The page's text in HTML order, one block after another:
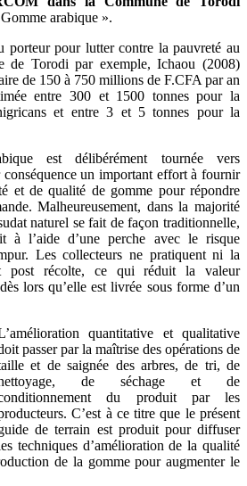
arabique ».
porteur pour lutter contre la pauvreté au
de Torodi par exemple, Ichaou (2008)
de 150 à 750 millions de F.CFA par an
entre 300 et 1500 tonnes pour la
et entre 3 et 5 tonnes pour la
est délibérément tournée vers
un important effort à fournir
et de qualité de gomme pour répondre
Malheureusement, dans la majorité
naturel se fait de façon traditionnelle,
l’aide d’une perche avec le risque
Les collecteurs ne pratiquent ni la
post récolte, ce qui réduit la valeur
lors qu’elle est livrée sous forme d’un
quantitative et qualitative
passer par la maîtrise des opérations de
et de saignée des arbres, de tri, de
de séchage et de
du produit par les
C’est à ce titre que le présent
de terrain est produit pour diffuser
techniques d’amélioration de la qualité
de la gomme pour augmenter le